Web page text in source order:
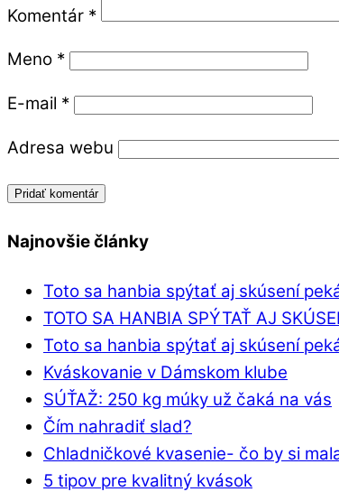
Komentár *
Meno *
E-mail *
Adresa webu
Najnovšie články
Toto sa hanbia spýtať aj skúsení
TOTO SA HANBIA SPÝTAŤ AJ
Toto sa hanbia spýtať aj skúsení
Kváskovanie v Dámskom klube
SÚŤAŽ: 250 kg múky už čaká na vás
Čím nahradiť slad?
Chladničkové kvasenie- čo by si
5 tipov pre kvalitný kvások